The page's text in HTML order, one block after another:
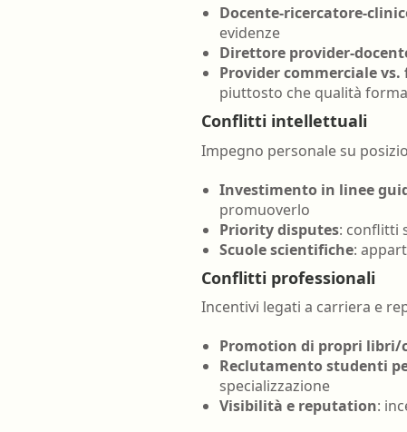
Docente-ricercatore-
evidenze
Direttore provider-
Provider commerciale
piuttosto che qualità
Conflitti intellettuali
Impegno personale su
Investimento in linee
promuoverlo
Priority disputes: conflitti
Scuole scientifiche:
Conflitti professionali
Incentivi legati a carriera e
Promotion di propri libri/
Reclutamento studenti
specializzazione
Visibilità e reputation: